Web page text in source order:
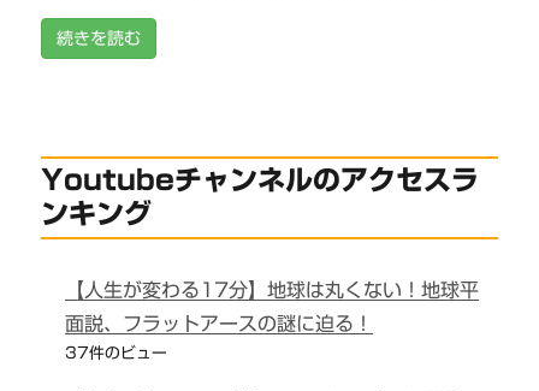
続きを読む
Youtubeチャンネルのアクセスラ
ンキング
【人生が変わる17分】地球は丸くない！地球平
面説、フラットアースの謎に迫る！
37件のビュー